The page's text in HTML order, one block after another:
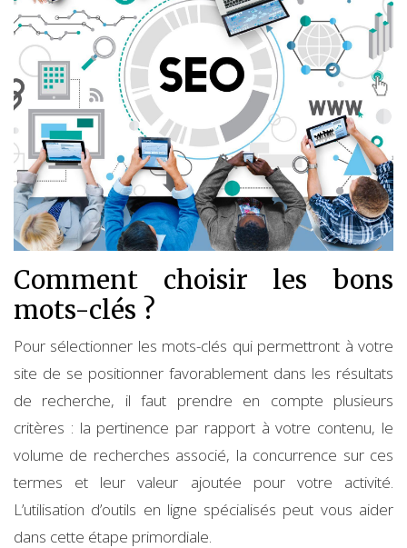
Comment choisir les bons
mots-clés ?
Pour sélectionner les mots-clés qui permettront à votre
site de se positionner favorablement dans les résultats
de recherche, il faut prendre en compte plusieurs
critères : la pertinence par rapport à votre contenu, le
volume de recherches associé, la concurrence sur ces
termes et leur valeur ajoutée pour votre activité.
L’utilisation d’outils en ligne spécialisés peut vous aider
dans cette étape primordiale.